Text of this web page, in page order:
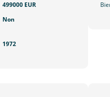
499000 EUR
Non
1972